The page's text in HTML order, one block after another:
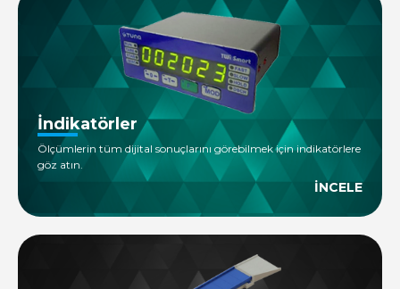
İndikatörler
Ölçümlerin tüm dijital sonuçlarını görebilmek için indikatörlere
göz atın.
İNCELE